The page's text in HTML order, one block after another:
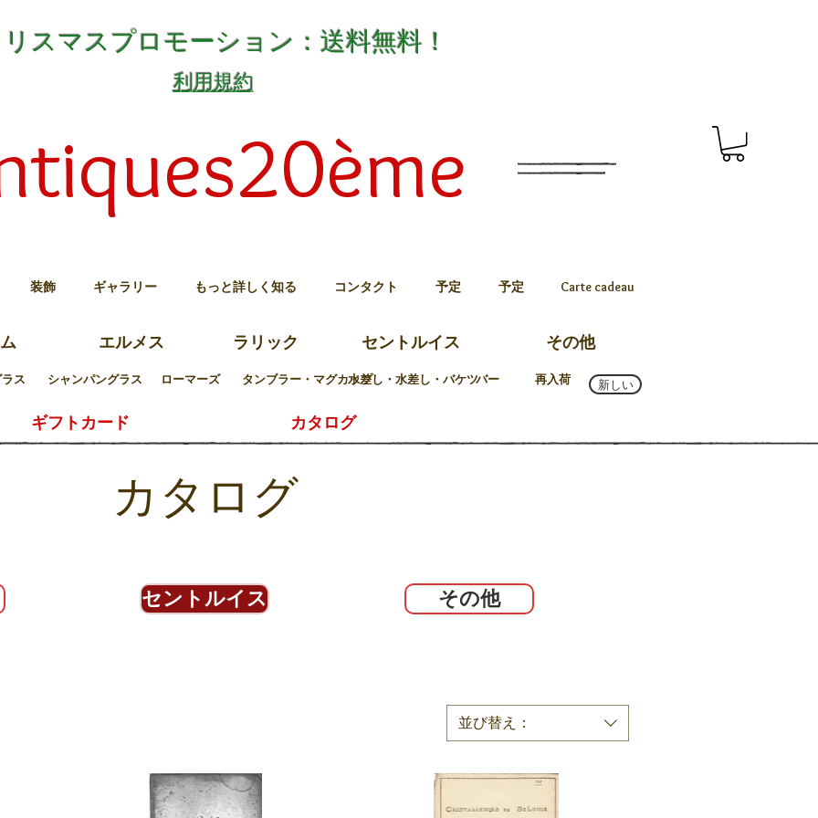
スマスプロモーション：送料無料！
利用規約
装飾 ギャラリー もっと詳しく知る コンタクト 予定 予定 Carte cadeau
エルメス ラリック セントルイス その他
ス シャンパングラス ローマーズ タンブラー・マグカップ水差し・水差し・バケツバー 再入荷 新しい
ギフトカード カタログ
カタログ
セントルイス その他
並び替え：